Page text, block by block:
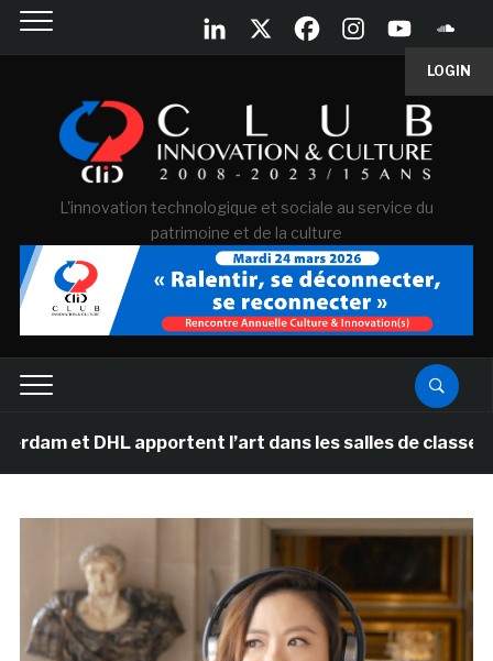
LOGIN
L'innovation technologique et sociale au service du
patrimoine et de la culture
apportent l’art dans les salles de classe des écoles